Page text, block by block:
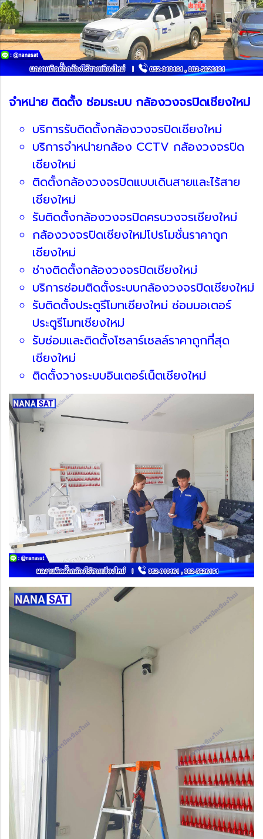
จำหน่าย ติดตั้ง ซ่อมระบบ กล้องวงจรปิดเชียงใหม่
บริการรับติดตั้งกล้องวงจรปิดเชียงใหม่
บริการจำหน่ายกล้อง CCTV กล้องวงจรปิด
เชียงใหม่
ติดตั้งกล้องวงจรปิดแบบเดินสายและไร้สาย
เชียงใหม่
รับติดตั้งกล้องวงจรปิดครบวงจรเชียงใหม่
กล้องวงจรปิดเชียงใหม่โปรโมชั่นราคาถูก
เชียงใหม่
ช่างติดตั้งกล้องวงจรปิดเชียงใหม่
บริการซ่อมติดตั้งระบบกล้องวงจรปิดเชียงใหม่
รับติดตั้งประตูรีโมทเชียงใหม่ ซ่อมมอเตอร์
ประตูรีโมทเชียงใหม่
รับซ่อมและติดตั้งโซลาร์เซลล์ราคาถูกที่สุด
เชียงใหม่
ติดตั้งวางระบบอินเตอร์เน็ตเชียงใหม่